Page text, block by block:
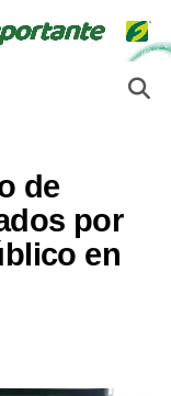
de
por
en